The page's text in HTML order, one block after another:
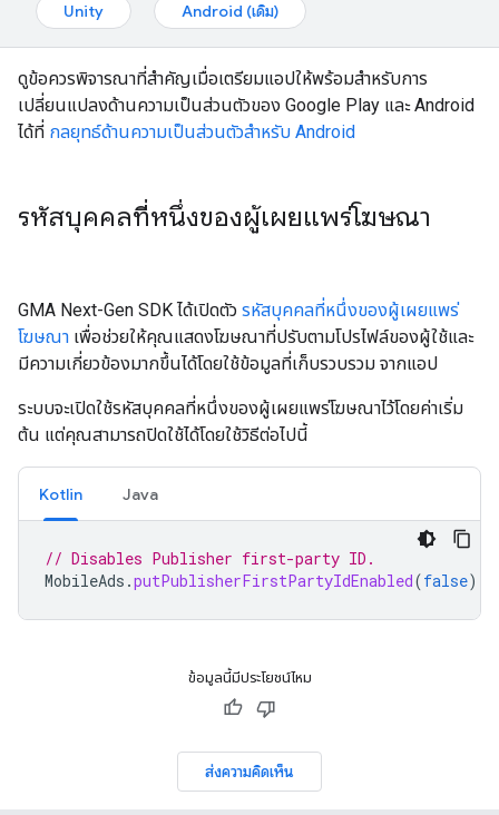
Unity
Android (เดิม)
ดูข้อควรพิจารณาที่สำคัญเมื่อเตรียมแอปให้พร้อมสำหรับการ
เปลี่ยนแปลงด้านความเป็นส่วนตัวของ Google Play และ Android
ได้ที่ กลยุทธ์ด้านความเป็นส่วนตัวสำหรับ Android
รหัสบุคคลที่หนึ่งของผู้เผยแพร่โฆษณา
GMA Next-Gen SDK ได้เปิดตัว รหัสบุคคลที่หนึ่งของผู้เผยแพร่
โฆษณา เพื่อช่วยให้คุณแสดงโฆษณาที่ปรับตามโปรไฟล์ของผู้ใช้และ
มีความเกี่ยวข้องมากขึ้นได้โดยใช้ข้อมูลที่เก็บรวบรวม จากแอป
ระบบจะเปิดใช้รหัสบุคคลที่หนึ่งของผู้เผยแพร่โฆษณาไว้โดยค่าเริ่ม
ต้น แต่คุณสามารถปิดใช้ได้โดยใช้วิธีต่อไปนี้
Kotlin Java
// Disables Publisher first-party ID.
MobileAds .putPublisherFirstPartyIdEnabled(false)
ข้อมูลนี้มีประโยชน์ไหม
ส่งความคิดเห็น